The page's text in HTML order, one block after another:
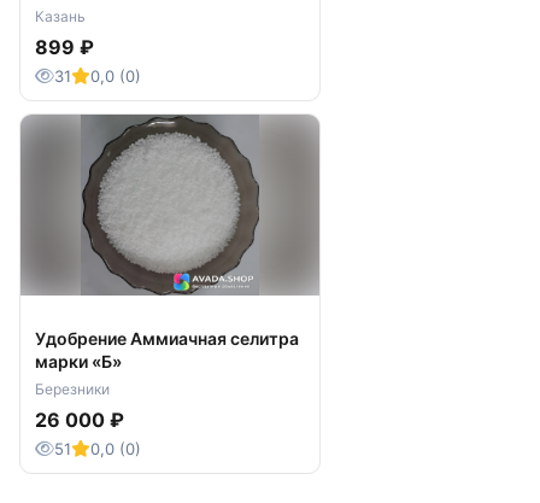
латунный бронзовый от 250гр
Казань
899 ₽
31 0,0 (0)
Удобрение Аммиачная селитра
марки «Б»
Березники
26 000 ₽
51 0,0 (0)